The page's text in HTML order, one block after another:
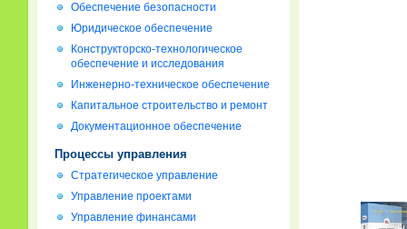
Обеспечение безопасности
Юридическое обеспечение
Конструкторско-технологическое
обеспечение и исследования
Инженерно-техническое обеспечение
Капитальное строительство и ремонт
Документационное обеспечение
Процессы управления
Стратегическое управление
Управление проектами
Управление финансами